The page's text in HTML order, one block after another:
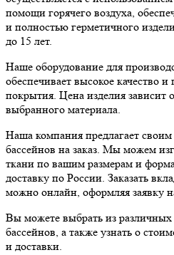
помощи горячего воздуха,
и полностью герметичного
до 15 лет.
Наше оборудование для
обеспечивает высокое качество и
покрытия. Цена изделия зависит
выбранного материала.
Наша компания предлагает
бассейнов на заказ. Мы можем
ткани по вашим размерам и
доставку по России. Заказать
можно онлайн, оформляя заявку
Вы можете выбрать из
бассейнов, а также узнать о
и доставки.